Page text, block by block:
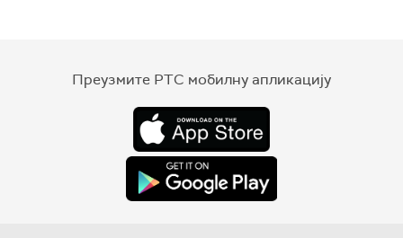
Преузмите РТС мобилну апликацију